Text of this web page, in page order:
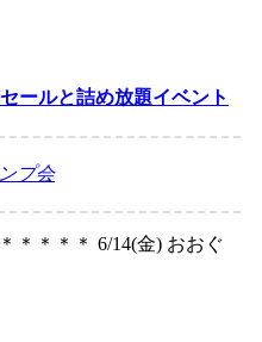
ールと詰め放題イベント
プ会
＊＊＊＊ 6/14(金) おおぐ